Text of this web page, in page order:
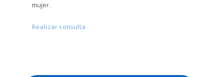
mujer.
Realizar consulta